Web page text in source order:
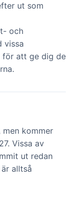
ut som
och
vissa
för att ge dig de
kommer
Vissa av
ut redan
alltså